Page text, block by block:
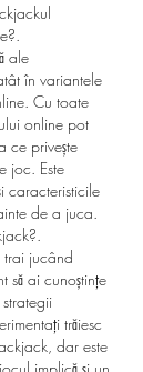
ale
în variantele
Cu toate
online pot
ce privește
joc. Este
caracteristicile
de a juca.
trai jucând
să ai cunoștințe
trăiesc
dar este
implică și un